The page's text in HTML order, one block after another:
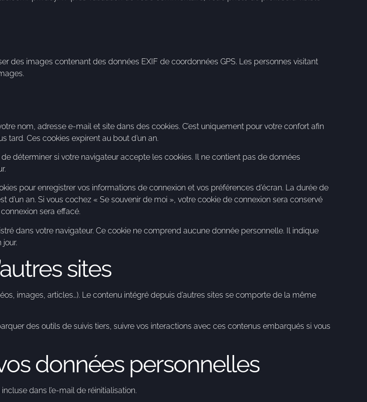
des images contenant des données EXIF de coordonnées GPS. Les personnes visitant
nom, adresse e-mail et site dans des cookies. C’est uniquement pour votre confort afin
tard. Ces cookies expirent au bout d’un an.
déterminer si votre navigateur accepte les cookies. Il ne contient pas de données
pour enregistrer vos informations de connexion et vos préférences d’écran. La durée de
d’un an. Si vous cochez « Se souvenir de moi », votre cookie de connexion sera conservé
sera effacé.
dans votre navigateur. Ce cookie ne comprend aucune donnée personnelle. Il indique
sites
images, articles…). Le contenu intégré depuis d’autres sites se comporte de la même
des outils de suivis tiers, suivre vos interactions avec ces contenus embarqués si vous
données personnelles
dans l’e-mail de réinitialisation.